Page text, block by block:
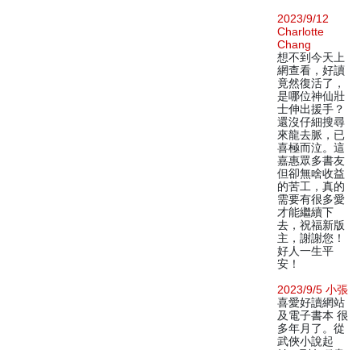
2023/9/12
Charlotte
Chang
想不到今天上
網查看，好讀
竟然復活了，
是哪位神仙壯
士伸出援手？
還沒仔細搜尋
來龍去脈，已
喜極而泣。這
嘉惠眾多書友
但卻無啥收益
的苦工，真的
需要有很多愛
才能繼續下
去，祝福新版
主，謝謝您！
好人一生平
安！
2023/9/5 小張
喜愛好讀網站
及電子書本 很
多年月了。從
武俠小說起